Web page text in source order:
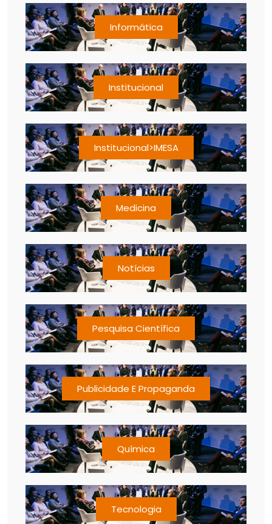
Informática
Institucional
Institucional>IMESA
Medicina
Notícias
Pesquisa Científica
Publicidade E Propaganda
Química
Tecnologia